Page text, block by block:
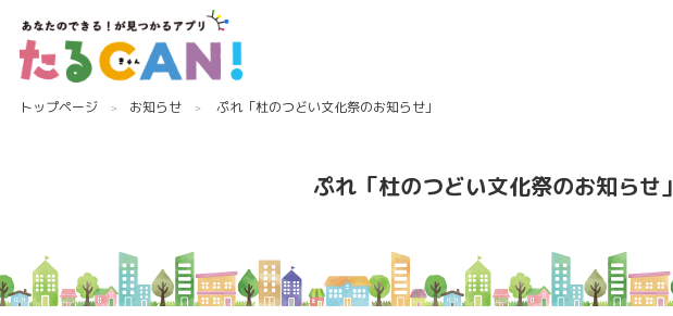
トップページ お知らせ ぷれ「杜のつどい文化祭のお知らせ」
ぷれ「杜のつどい文化祭のお知らせ」